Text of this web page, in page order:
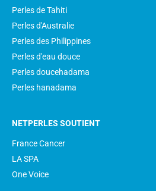
Perles de Tahiti
Perles d'Australie
Perles des Philippines
Perles d'eau douce
Perles doucehadama
Perles hanadama
NETPERLES SOUTIENT
France Cancer
LA SPA
One Voice